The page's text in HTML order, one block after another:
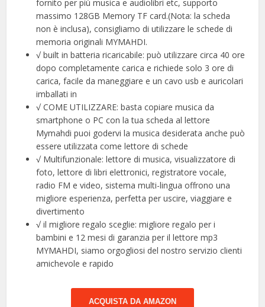
fornito per più musica e audiolibri etc, supporto
massimo 128GB Memory TF card.(Nota: la scheda
non è inclusa), consigliamo di utilizzare le schede di
memoria originali MYMAHDI.
√ built in batteria ricaricabile: può utilizzare circa 40 ore
dopo completamente carica e richiede solo 3 ore di
carica, facile da maneggiare e un cavo usb e auricolari
imballati in
√ COME UTILIZZARE: basta copiare musica da
smartphone o PC con la tua scheda al lettore
Mymahdi puoi godervi la musica desiderata anche può
essere utilizzata come lettore di schede
√ Multifunzionale: lettore di musica, visualizzatore di
foto, lettore di libri elettronici, registratore vocale,
radio FM e video, sistema multi-lingua offrono una
migliore esperienza, perfetta per uscire, viaggiare e
divertimento
√ il migliore regalo sceglie: migliore regalo per i
bambini e 12 mesi di garanzia per il lettore mp3
MYMAHDI, siamo orgogliosi del nostro servizio clienti
amichevole e rapido
ACQUISTA DA AMAZON